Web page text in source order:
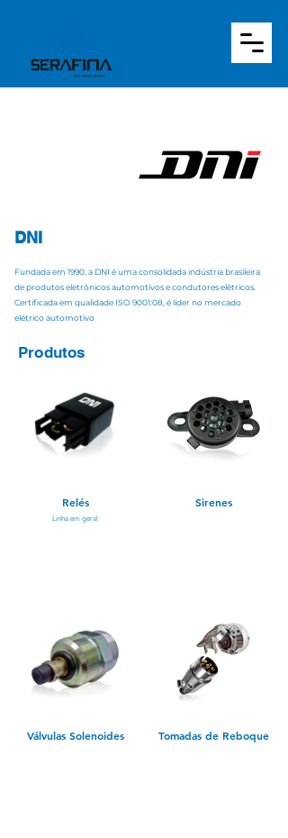
DNI
Fundada em 1990, a DNI é uma consolidada indústria brasileira
de produtos eletrônicos automotivos e condutores elétricos.
Certificada em qualidade ISO 9001:08, é líder no mercado
elétrico automotivo
Produtos
Relés
Linha em geral
Sirenes
Válvulas Solenoides Tomadas de Reboque